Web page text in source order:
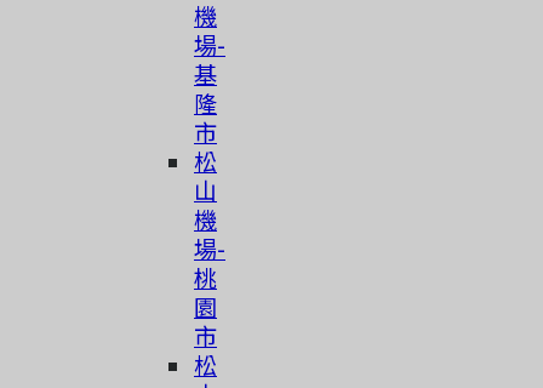
機
場-
基
隆
市
松
山
機
場-
桃
園
市
松